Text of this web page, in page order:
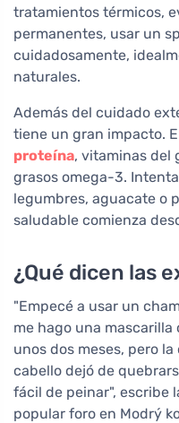
tratamientos térmicos,
permanentes, usar un
cuidadosamente,
naturales.
Además del cuidado
tiene un gran impacto.
proteína, vitaminas del
grasos omega-3.
legumbres, aguacate o
saludable comienza
¿Qué dicen las
"Empecé a usar un
me hago una mascarilla
unos dos meses, pero
cabello dejó de
fácil de peinar", escribe
popular foro en Modrý